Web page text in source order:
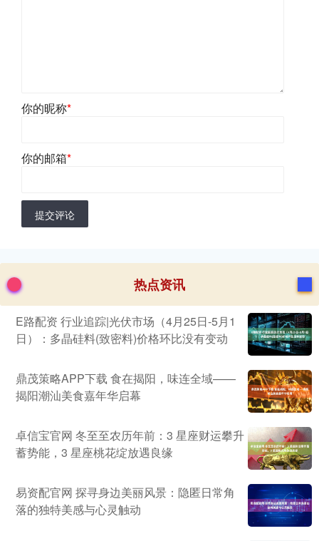
你的昵称*
你的邮箱*
提交评论
热点资讯
E路配资 行业追踪|光伏市场（4月25日-5月1
日）：多晶硅料(致密料)价格环比没有变动
鼎茂策略APP下载 食在揭阳，味连全域——
揭阳潮汕美食嘉年华启幕
卓信宝官网 冬至至农历年前：3 星座财运攀升
蓄势能，3 星座桃花绽放遇良缘
易资配官网 探寻身边美丽风景：隐匿日常角
落的独特美感与心灵触动